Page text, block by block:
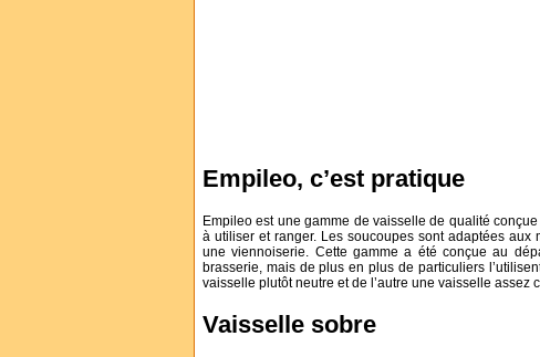
Empileo, c’est pratique
Empileo est une gamme de vaisselle de qualité
à utiliser et ranger. Les soucoupes sont adaptées
une viennoiserie. Cette gamme a été conçue au
brasserie, mais de plus en plus de particuliers
vaisselle plutôt neutre et de l’autre une vaisselle assez
Vaisselle sobre